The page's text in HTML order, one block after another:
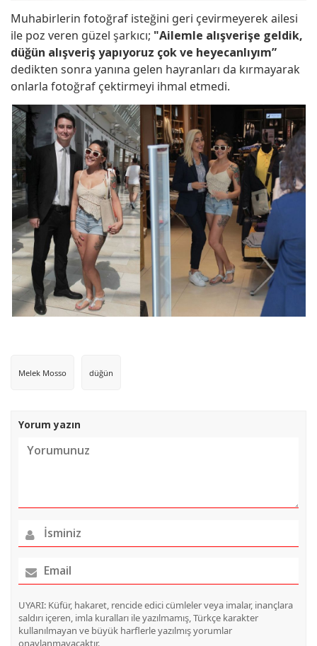
Muhabirlerin fotoğraf isteğini geri çevirmeyerek ailesi
ile poz veren güzel şarkıcı; "Ailemle alışverişe geldik,
düğün alışveriş yapıyoruz çok ve heyecanlıyım”
dedikten sonra yanına gelen hayranları da kırmayarak
onlarla fotoğraf çektirmeyi ihmal etmedi.
Melek Mosso düğün
Yorum yazın
UYARI: Küfür, hakaret, rencide edici cümleler veya imalar, inançlara
saldırı içeren, imla kuralları ile yazılmamış, Türkçe karakter
kullanılmayan ve büyük harflerle yazılmış yorumlar
onaylanmayacaktır.